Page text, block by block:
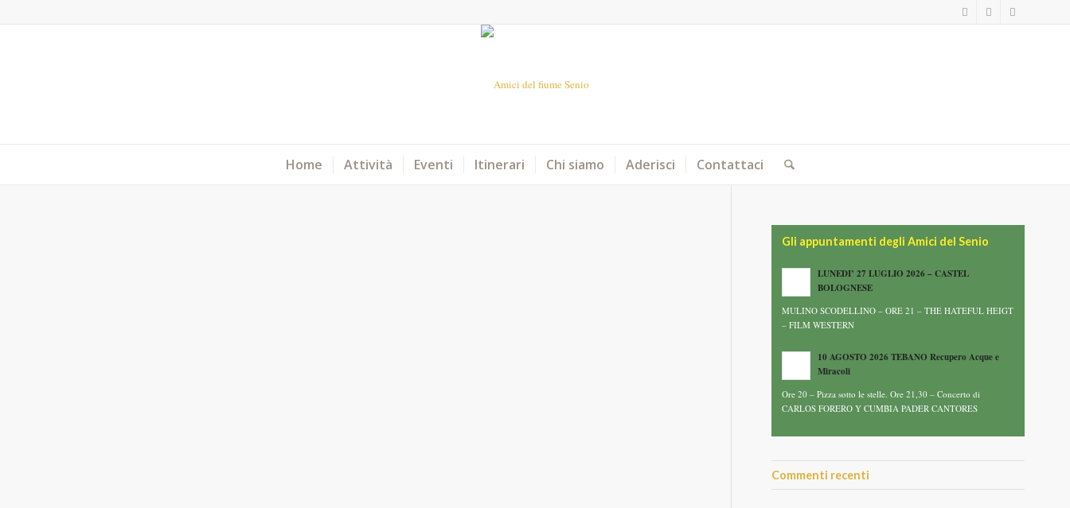
Home Attività Eventi Itinerari Chi siamo Aderisci Contattaci
Gli appuntamenti degli Amici del Senio
LUNEDI’ 27 LUGLIO 2026 – CASTEL
BOLOGNESE
MULINO SCODELLINO – ORE 21 – THE HATEFUL HEIGT
– FILM WESTERN
10 AGOSTO 2026 TEBANO Recupero Acque e
Miracoli
Ore 20 – Pizza sotto le stelle. Ore 21,30 – Concerto di
CARLOS FORERO Y CUMBIA PADER CANTORES
Commenti recenti